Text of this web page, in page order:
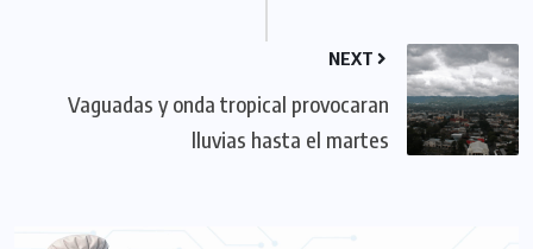
NEXT
Vaguadas y onda tropical provocaran
lluvias hasta el martes